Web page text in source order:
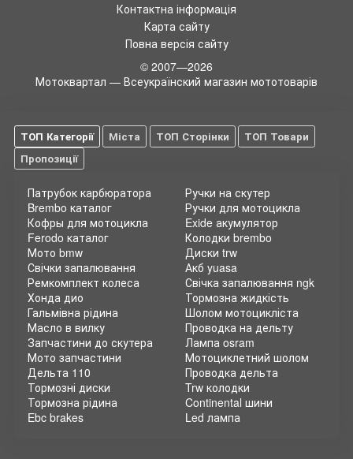
Контактна інформація
Карта сайту
Повна версія сайту
© 2007—2026
Мотоквартал — Всеукраїнский магазин мототоварів
ТОП Категорії Міста ТОП Сторінки
ТОП Товари
Пропозиції
Патрубок карбюратора
Brembo каталог
Кофры для мотоцикла
Ferodo каталог
Мото bmw
Свічки запалювання
Ремкомплект колеса
Хонда дио
Ручки на скутер
Ручки для мотоцикла
Exide акумулятор
Колодки brembo
Диски trw
Акб yuasa
Свічка запалювання ngk
Тормозна жидкість
Гальмівна рідина
Масло в вилку
Запчастини до скутера
Мото запчастини
Дельта 110
Тормозні диски
Тормозна рідина
Ebc brakes
Шолом мотоцикліста
Проводка на дельту
Лампа osram
Мотоциклетний шолом
Проводка дельта
Trw колодки
Continental шини
Led лампа